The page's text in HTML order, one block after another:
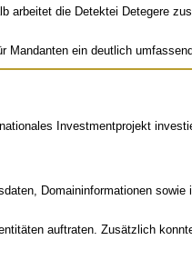
die Detektei Detegere
ein deutlich
Investmentprojekt
Domaininformationen
auftraten. Zusätzlich